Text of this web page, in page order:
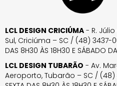
LCL DESIGN CRICIÚMA - R.
Sul, Criciúma – SC / (48) 3437-
DAS 8H30 ÀS 18H30 E SÁBADO
LCL DESIGN TUBARÃO - Av.
Aeroporto, Tubarão – SC / (48)